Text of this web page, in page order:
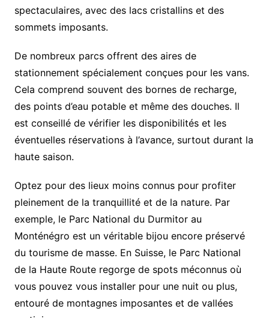
spectaculaires, avec des lacs cristallins et des
sommets imposants.
De nombreux parcs offrent des aires de
stationnement spécialement conçues pour les vans.
Cela comprend souvent des bornes de recharge,
des points d’eau potable et même des douches. Il
est conseillé de vérifier les disponibilités et les
éventuelles réservations à l’avance, surtout durant la
haute saison.
Optez pour des lieux moins connus pour profiter
pleinement de la tranquillité et de la nature. Par
exemple, le Parc National du Durmitor au
Monténégro est un véritable bijou encore préservé
du tourisme de masse. En Suisse, le Parc National
de la Haute Route regorge de spots méconnus où
vous pouvez vous installer pour une nuit ou plus,
entouré de montagnes imposantes et de vallées